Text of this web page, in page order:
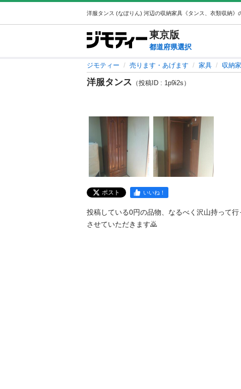
東京版
都道府県選択
ジモティー 売ります・あげます 家具 収納
洋服タンス （投稿ID : 1p9i2s）
ポスト いいね！
投稿している0円の品物、なるべく沢山持って
させていただきます🙇